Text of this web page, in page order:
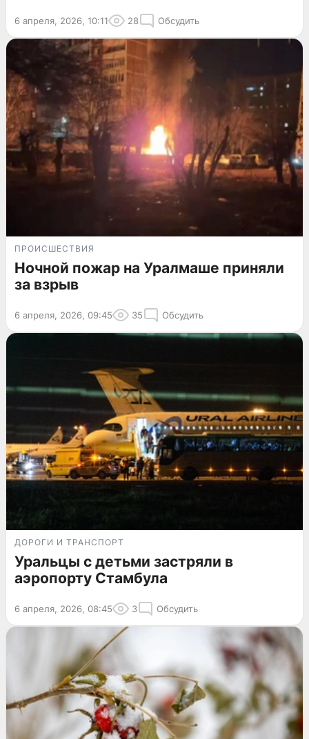
6 апреля, 2026, 10:11 28 Обсудить
ПРОИСШЕСТВИЯ
Ночной пожар на Уралмаше приняли
за взрыв
6 апреля, 2026, 09:45 35 Обсудить
ДОРОГИ И ТРАНСПОРТ
Уральцы с детьми застряли в
аэропорту Стамбула
6 апреля, 2026, 08:45 3 Обсудить